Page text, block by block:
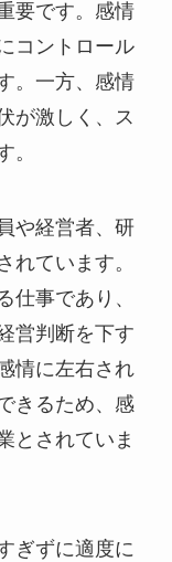
要です。感情
コントロール
。一方、感情
が激しく、ス
。
や経営者、研
れています。
仕事であり、
営判断を下す
情に左右され
きるため、感
とされていま
ぎずに適度に